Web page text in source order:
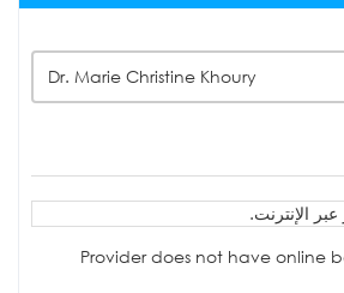
Dr. Marie Christine Khoury
الإنترنت.
Provider does not have online